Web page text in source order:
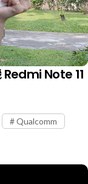
Redmi Note 11
Qualcomm